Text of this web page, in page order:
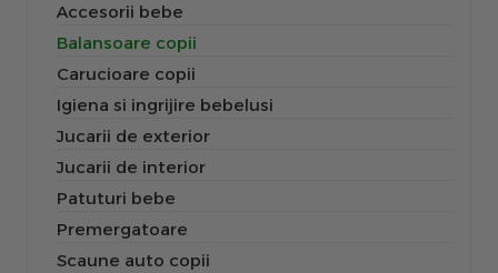
Accesorii bebe
Balansoare copii
Carucioare copii
Igiena si ingrijire bebelusi
Jucarii de exterior
Jucarii de interior
Patuturi bebe
Premergatoare
Scaune auto copii